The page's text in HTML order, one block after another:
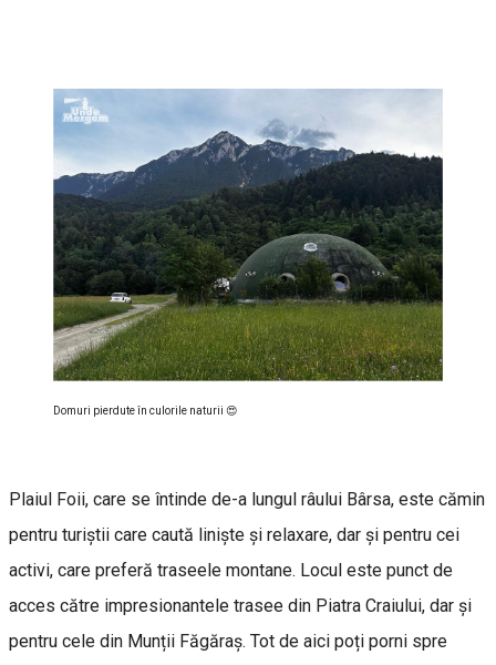
Domuri pierdute în culorile naturii 😍
Plaiul Foii, care se întinde de-a lungul râului Bârsa, este cămin
pentru turiștii care caută liniște și relaxare, dar și pentru cei
activi, care preferă traseele montane. Locul este punct de
acces către impresionantele trasee din Piatra Craiului, dar și
pentru cele din Munții Făgăraș. Tot de aici poți porni spre